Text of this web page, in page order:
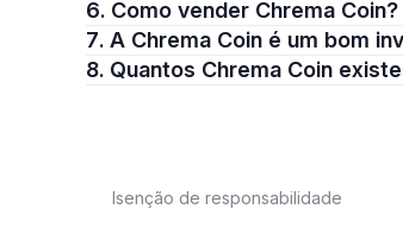
6. Como vender Chrema Coin?
7. A Chrema Coin é um bom
8. Quantos Chrema Coin
Isenção de responsabilidade